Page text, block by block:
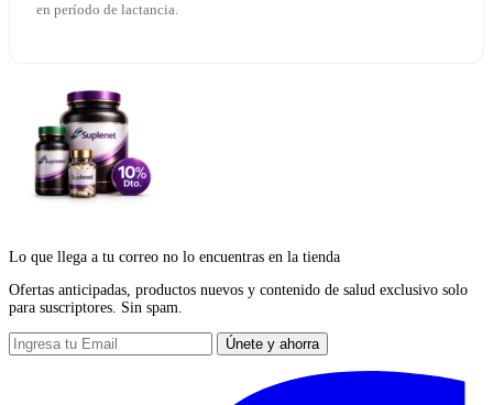
en período de lactancia.
Lo que llega a tu correo no lo encuentras en la tienda
Ofertas anticipadas, productos nuevos y contenido de salud exclusivo solo
para suscriptores. Sin spam.
Únete y ahorra